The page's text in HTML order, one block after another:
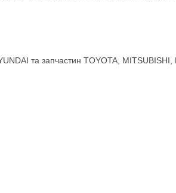
та запчастин TOYOTA, MITSUBISHI,